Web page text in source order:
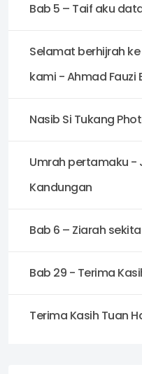
Bab 5 – Taif aku
Selamat berhijrah
kami - Ahmad Fauzi
Nasib Si Tukang
Umrah pertamaku -
Kandungan
Bab 6 – Ziarah
Bab 29 - Terima
Terima Kasih Tuan